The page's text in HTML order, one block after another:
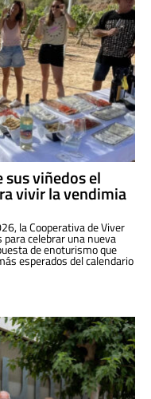
sus viñedos el
vivir la vendimia
la Cooperativa de Viver
celebrar una nueva
de enoturismo que
esperados del calendario